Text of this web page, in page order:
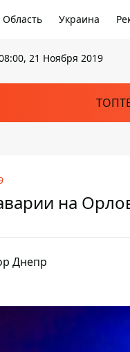
Область Украина
21 Ноября 2019
на
Днепр